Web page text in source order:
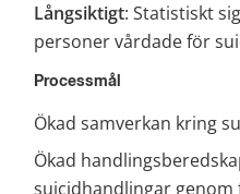
Långsiktigt: Statistiskt
personer vårdade för
Processmål
Ökad samverkan kring
Ökad
suicidhandlingar genom